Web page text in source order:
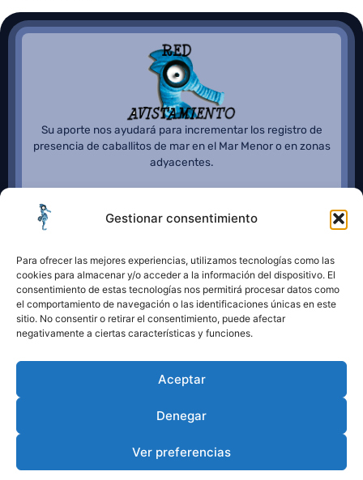
Gestionar consentimiento
Para ofrecer las mejores experiencias, utilizamos tecnologías como las
cookies para almacenar y/o acceder a la información del dispositivo. El
consentimiento de estas tecnologías nos permitirá procesar datos como
el comportamiento de navegación o las identificaciones únicas en este
sitio. No consentir o retirar el consentimiento, puede afectar
negativamente a ciertas características y funciones.
Aceptar
Denegar
Ver preferencias
Su aporte nos ayudará para incrementar los registro de
presencia de caballitos de mar en el Mar Menor o en zonas
adyacentes.